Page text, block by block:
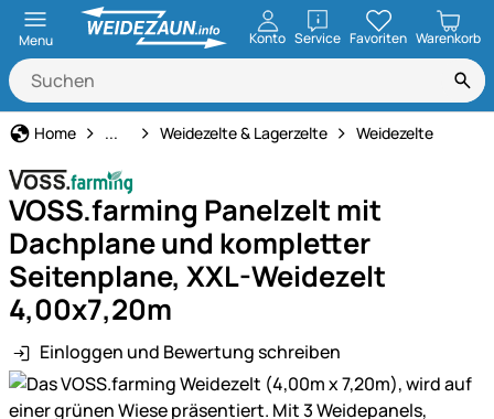
Menu Konto ServiceöffnenFavoriten Warenkorb
Home Stall- & Tierzuchtbedarf
... Weidezelte & Lagerzelte Weidezelte
VOSS.farming Panelzelt mit
Dachplane und kompletter
Seitenplane, XXL-Weidezelt
4,00x7,20m
Einloggen und Bewertung schreiben
Produktgalerie